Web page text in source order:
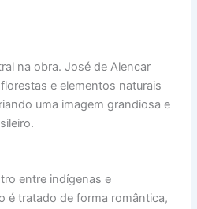
na obra. José de Alencar
e elementos naturais
uma imagem grandiosa e
entre indígenas e
é tratado de forma romântica,